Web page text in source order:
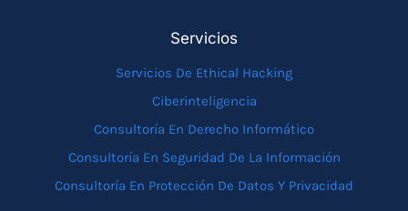
Servicios
Servicios De Ethical Hacking
Ciberinteligencia
Consultoría En Derecho Informático
Consultoría En Seguridad De La Información
Consultoría En Protección De Datos Y Privacidad